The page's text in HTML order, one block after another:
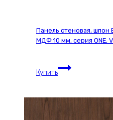
Панель стеновая, шпон
МДФ 10 мм, серия ONE,
Купить
Панель
стеновая,
ESPRESSO